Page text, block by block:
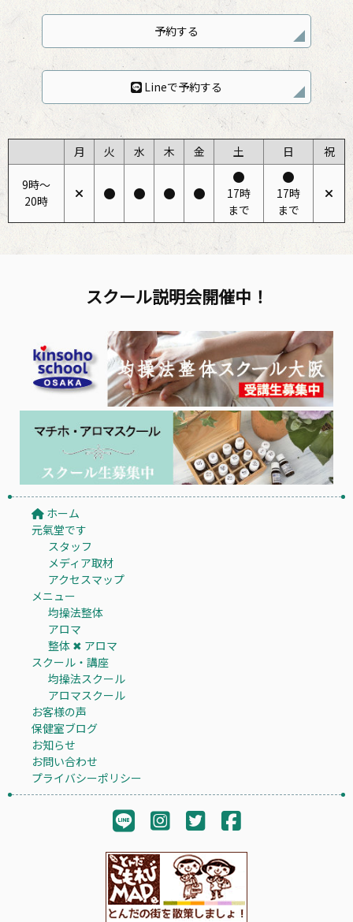
予約する
Lineで予約する
月 火 水 木 金 土 日 祝
9時〜
20時
17時
まで
17時
まで
スクール説明会開催中！
ホーム
元氣堂です
スタッフ
メディア取材
アクセスマップ
メニュー
均操法整体
アロマ
整体 ✖︎ アロマ
スクール・講座
均操法スクール
アロマスクール
お客様の声
保健室ブログ
お知らせ
お問い合わせ
プライバシーポリシー